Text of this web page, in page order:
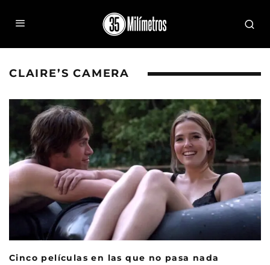
CLAIRE’S CAMERA
Cinco películas en las que no pasa nada